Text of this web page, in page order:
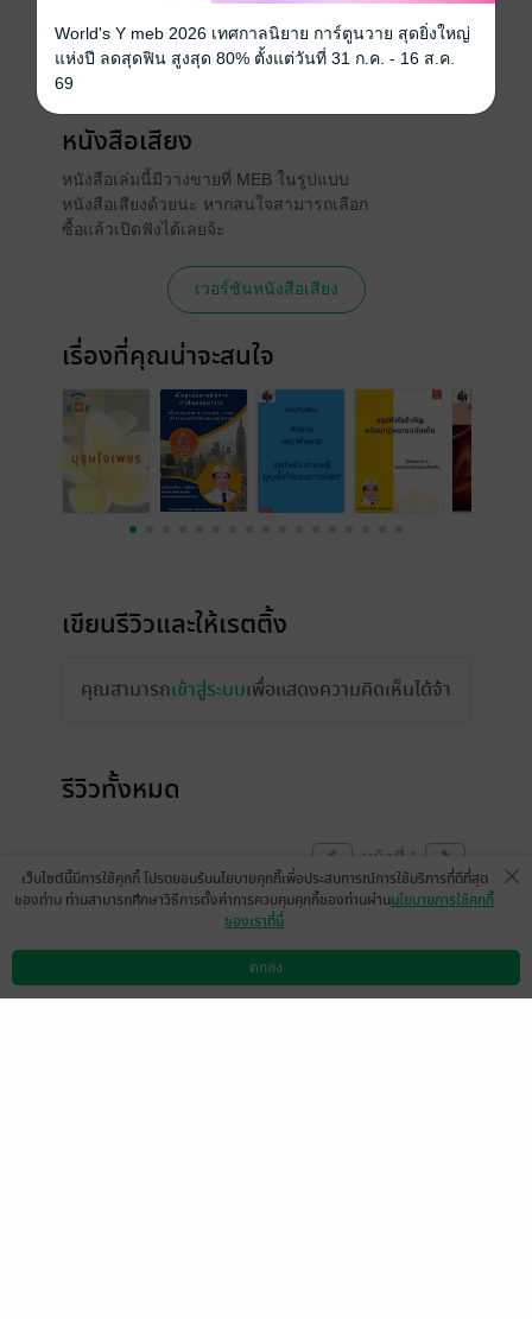
ความยาว 15 หน้า
ราคาปก
หนังสือเสียง
หนังสือเล่มนี้มีวางขายที่ MEB ในรูปแบบ
หนังสือเสียงด้วยนะ หากสนใจสามารถเลือก
ซื้อแล้วเปิดฟังได้เลยจ้ะ
เวอร์ชันหนังสือเสียง
เรื่องที่คุณน่าจะสนใจ
เขียนรีวิวและให้เรตติ้ง
คุณสามารถเข้าสู่ระบบเพื่อแสดงความคิดเห็นได้จ้า
รีวิวทั้งหมด
หน้าที่ 1
onepowder2517@gm
ดาวน์โหลดแอป วิธีการใช้งาน ติดต่อเรา
เว็บไซต์นี้มีการใช้คุกกี้ โปรดยอมรับนโยบายคุกกี้เพื่อประสบการณ์การใช้บริการที่ดีที่สุด
ของท่าน ท่านสามารถศึกษาวิธีการตั้งค่าการควบคุมคุกกี้ของท่านผ่านนโยบายการใช้คุกกี้
ของเราที่นี่
ตกลง
World's Y meb 2026 เทศกาลนิยาย การ์ตูนวาย สุดยิ่งใหญ่
แห่งปี ลดสุดฟิน สูงสุด 80% ตั้งแต่วันที่ 31 ก.ค. - 16 ส.ค.
69